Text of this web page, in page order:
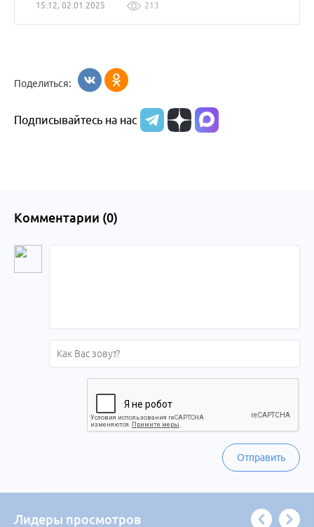
15:12, 02.01.2025 213
Поделиться:
Подписывайтесь на нас
Комментарии (0)
Отправить
Лидеры просмотров